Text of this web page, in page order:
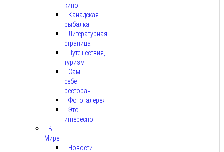
кино
Канадская
рыбалка
Литературная
страница
Путешествия,
туризм
Сам
себе
ресторан
Фотогалерея
Это
интересно
В
Мире
Новости